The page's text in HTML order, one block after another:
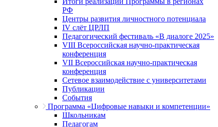
РФ
Центры развития личностного потенциала
IV слёт ЦРЛП
Педагогический фестиваль «В диалоге 2025»
VIII Всероссийская научно-практическая
конференция
VII Всероссийская научно-практическая
конференция
Сетевое взаимодействие с университетами
Публикации
События
Программа «Цифровые навыки и компетенции»
Школьникам
Педагогам